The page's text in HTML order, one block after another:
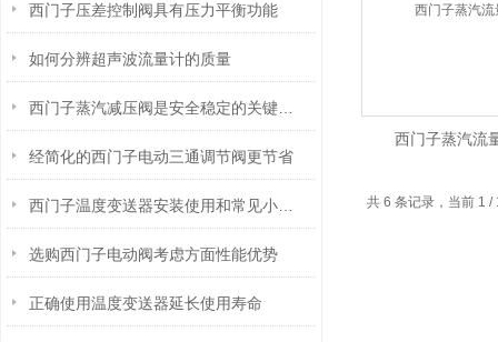
西门子压差控制阀具有压力平衡功能
如何分辨超声波流量计的质量
经简化的西门子电动三通调节阀更节省
选购西门子电动阀考虑方面性能优势
正确使用温度变送器延长使用寿命
西门子蒸汽流
共 6 条记录，当前 1